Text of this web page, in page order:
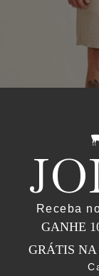
Receba
GANHE
GRÁTIS